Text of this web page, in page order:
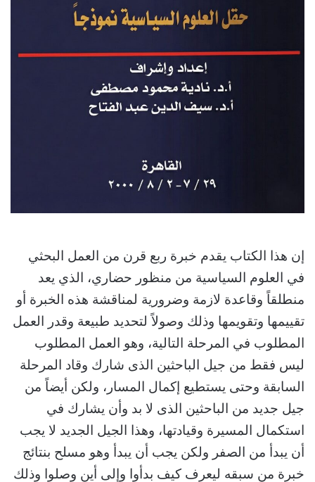
إن هذا الكتاب يقدم خبرة ربع قرن من العمل البحثي
في العلوم السياسية من منظور حضاري، الذي يعد
منطلقاً وقاعدة لازمة وضرورية لمناقشة هذه الخبرة أو
تقييمها وتقويمها وذلك وصولاً لتحديد طبيعة وقدر العمل
المطلوب في المرحلة التالية، وهو العمل المطلوب
ليس فقط من جيل الباحثين الذى شارك وقاد المرحلة
السابقة وحتى يستطيع إكمال المسار، ولكن أيضاً من
جيل جديد من الباحثين الذى لا بد وأن يشارك في
استكمال المسيرة وقيادتها، وهذا الجيل الجديد لا يجب
أن يبدأ من الصفر ولكن يجب أن يبدأ وهو مسلح بنتائج
خبرة من سبقه ليعرف كيف بدأوا وإلى أين وصلوا وذلك